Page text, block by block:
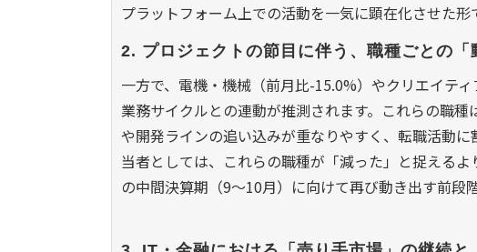
プラットフォーム上での活動を一気に顕在化させた形
2. プロジェクトの節目に伴う、職種ごとの「
一方で、電機・機械（前月比-15.0%）やクリエイテ
業務サイクルとの連動が推測されます。これらの職
や開発ラインの追い込みが重なりやすく、転職活動
当者としては、これらの職種が「減った」と捉える
の中間決算期（9〜10月）に向けて再び動き出す前段